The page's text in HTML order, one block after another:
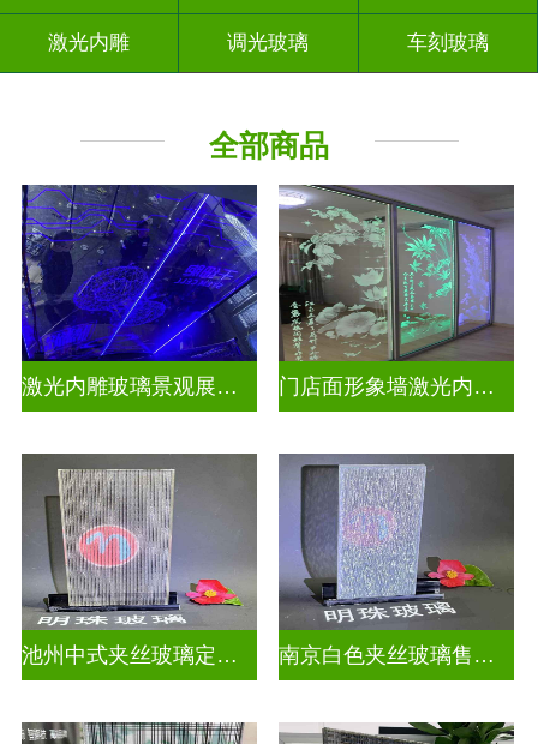
激光内雕 调光玻璃 车刻玻璃
全部商品
激光内雕玻璃景观展示发光玻璃 门店面形象墙激光内雕护栏玻璃
池州中式夹丝玻璃定做厂 南京白色夹丝玻璃售价多少